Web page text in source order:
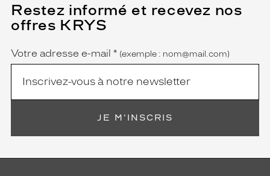
Restez informé et recevez nos
offres KRYS
Name
Votre adresse e-mail *
(Ce
champ
est
obligatoire)
(exemple : nom@mail.com)
JE M'INSCRIS